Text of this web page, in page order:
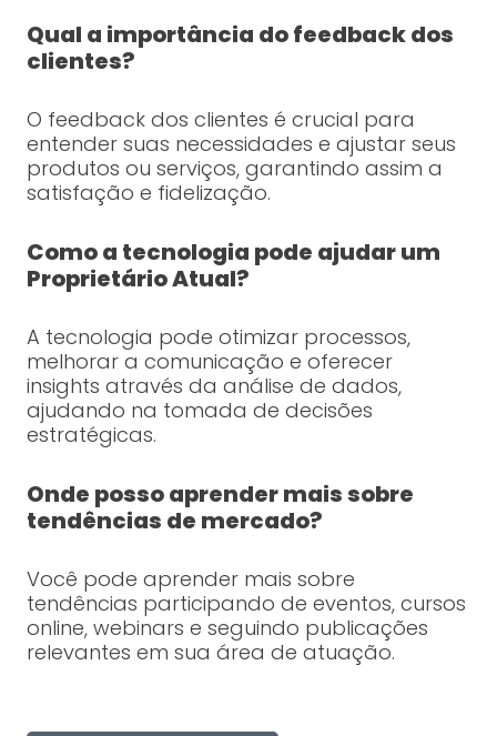
Qual a importância do feedback dos
clientes?
O feedback dos clientes é crucial para
entender suas necessidades e ajustar seus
produtos ou serviços, garantindo assim a
satisfação e fidelização.
Como a tecnologia pode ajudar um
Proprietário Atual?
A tecnologia pode otimizar processos,
melhorar a comunicação e oferecer
insights através da análise de dados,
ajudando na tomada de decisões
estratégicas.
Onde posso aprender mais sobre
tendências de mercado?
Você pode aprender mais sobre
tendências participando de eventos, cursos
online, webinars e seguindo publicações
relevantes em sua área de atuação.